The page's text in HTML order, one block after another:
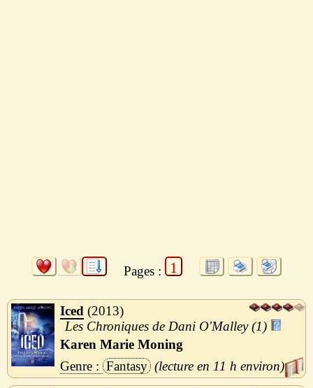
Pages : 1
Iced
2013
Les Chroniques de Dani O'Malley (1)
Karen Marie Moning
Fantasy
11 h